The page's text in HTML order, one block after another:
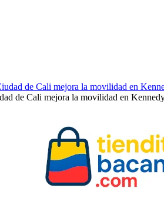
de Cali mejora la movilidad en